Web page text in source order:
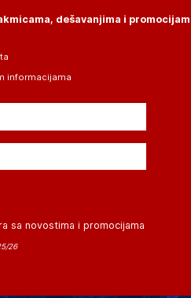
dešavanjima i
informacijama
sa novostima i promocijama
26